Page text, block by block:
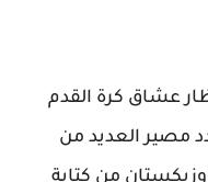
عشاق كرة القدم
مصير العديد من
من كتابة